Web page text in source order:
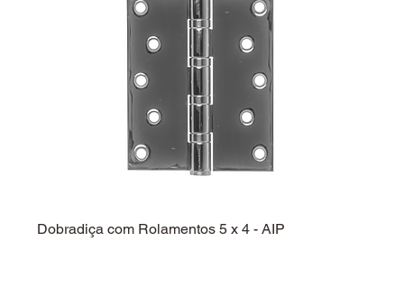
Dobradiça com Rolamentos 5 x 4 - AIP